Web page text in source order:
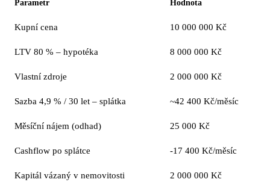
Parametr Hodnota
Kupní cena 10 000 000 Kč
LTV 80 % – hypotéka 8 000 000 Kč
Vlastní zdroje 2 000 000 Kč
Sazba 4,9 % / 30 let – splátka ~42 400 Kč/měsíc
Měsíční nájem (odhad) 25 000 Kč
Cashflow po splátce -17 400 Kč/měsíc
Kapitál vázaný v nemovitosti 2 000 000 Kč